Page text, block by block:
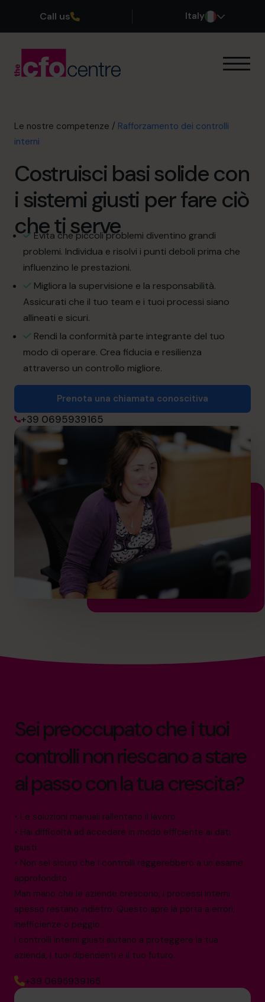
Call us Italy
I nostri CFO
Storie di successo
Unisciti al team
Prenota una chiamata conoscitiva
+39 0695939165
informazioni@cfocentre.com
Le nostre competenze / Rafforzamento dei controlli
interni
Costruisci basi solide con
i sistemi giusti per fare ciò
che ti serve
Evita che piccoli problemi diventino grandi
problemi. Individua e risolvi i punti deboli prima che
influenzino le prestazioni.
Migliora la supervisione e la responsabilità.
Assicurati che il tuo team e i tuoi processi siano
allineati e sicuri.
Rendi la conformità parte integrante del tuo
modo di operare. Crea fiducia e resilienza
attraverso un controllo migliore.
Prenota una chiamata conoscitiva
+39 0695939165
Sei preoccupato che i tuoi
controlli non riescano a stare
al passo con la tua crescita?
• Le soluzioni manuali rallentano il lavoro
• Hai difficoltà ad accedere in modo efficiente ai dati
giusti
• Non sei sicuro che i controlli reggerebbero a un esame
approfondito
Man mano che le aziende crescono, i processi interni
spesso restano indietro. Questo apre la porta a errori,
inefficienze o peggio.
I controlli interni giusti aiutano a proteggere la tua
azienda, i tuoi dipendenti e il tuo futuro.
+39 0695939165